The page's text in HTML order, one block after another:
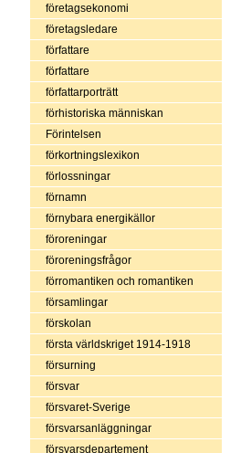
företagsekonomi
företagsledare
författare
författare
författarporträtt
förhistoriska människan
Förintelsen
förkortningslexikon
förlossningar
förnamn
förnybara energikällor
föroreningar
föroreningsfrågor
förromantiken och romantiken
församlingar
förskolan
första världskriget 1914-1918
försurning
försvar
försvaret-Sverige
försvarsanläggningar
försvarsdepartement